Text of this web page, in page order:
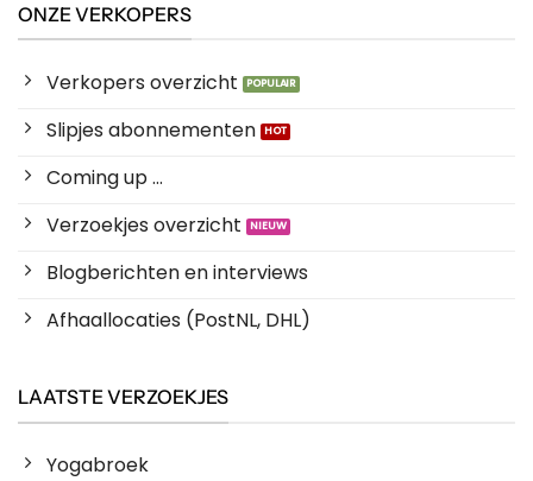
ONZE VERKOPERS
Verkopers overzicht
Slipjes abonnementen
Coming up ...
Verzoekjes overzicht
Blogberichten en interviews
Afhaallocaties (PostNL, DHL)
LAATSTE VERZOEKJES
Yogabroek